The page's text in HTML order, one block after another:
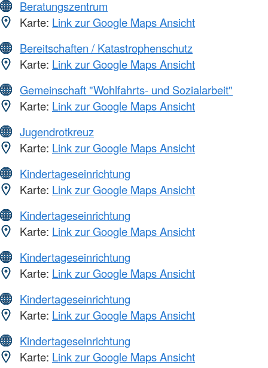
Beratungszentrum
Karte: Link zur Google Maps Ansicht
Bereitschaften / Katastrophenschutz
Karte: Link zur Google Maps Ansicht
Gemeinschaft "Wohlfahrts- und Sozialarbeit"
Karte: Link zur Google Maps Ansicht
Jugendrotkreuz
Karte: Link zur Google Maps Ansicht
Kindertageseinrichtung
Karte: Link zur Google Maps Ansicht
Kindertageseinrichtung
Karte: Link zur Google Maps Ansicht
Kindertageseinrichtung
Karte: Link zur Google Maps Ansicht
Kindertageseinrichtung
Karte: Link zur Google Maps Ansicht
Kindertageseinrichtung
Karte: Link zur Google Maps Ansicht